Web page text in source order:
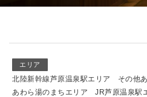
エリア
北陸新幹線芦原温泉駅エリア
その他
あわら湯のまちエリア
JR芦原温泉駅